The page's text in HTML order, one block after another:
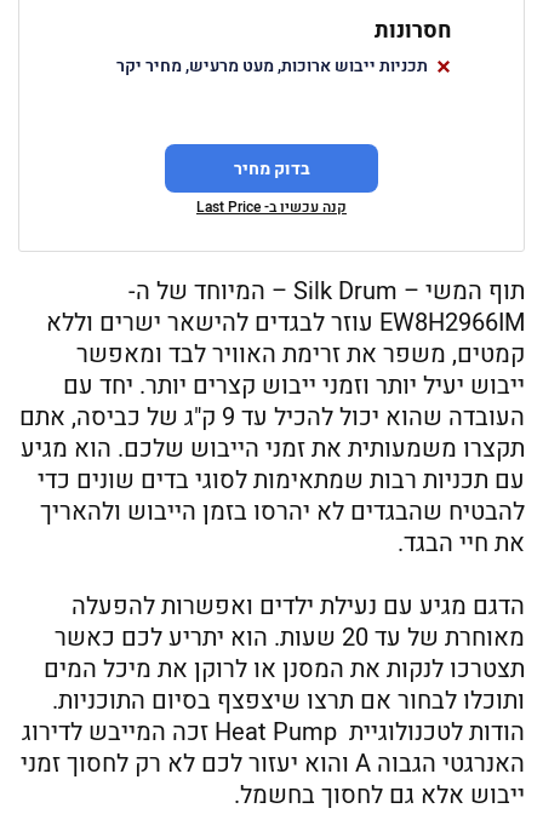
חסרונות
תכניות ייבוש ארוכות, מעט מרעיש, מחיר יקר
בדוק מחיר
קנה עכשיו ב- Last Price
תוף המשי – Silk Drum – המיוחד של ה-
EW8H2966IM עוזר לבגדים להישאר ישרים וללא
קמטים, משפר את זרימת האוויר לבד ומאפשר
ייבוש יעיל יותר וזמני ייבוש קצרים יותר. יחד עם
העובדה שהוא יכול להכיל עד 9 ק"ג של כביסה, אתם
תקצרו משמעותית את זמני הייבוש שלכם. הוא מגיע
עם תכניות רבות שמתאימות לסוגי בדים שונים כדי
להבטיח שהבגדים לא יהרסו בזמן הייבוש ולהאריך
את חיי הבגד.
הדגם מגיע עם נעילת ילדים ואפשרות להפעלה
מאוחרת של עד 20 שעות. הוא יתריע לכם כאשר
תצטרכו לנקות את המסנן או לרוקן את מיכל המים
ותוכלו לבחור אם תרצו שיצפצף בסיום התוכניות.
הודות לטכנולוגיית Heat Pump זכה המייבש לדירוג
האנרגטי הגבוה A והוא יעזור לכם לא רק לחסוך זמני
ייבוש אלא גם לחסוך בחשמל.